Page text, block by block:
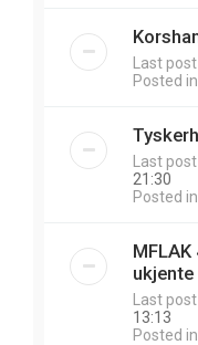
Last
Posted in
Last
21:30
Posted in
Last
13:13
Posted in